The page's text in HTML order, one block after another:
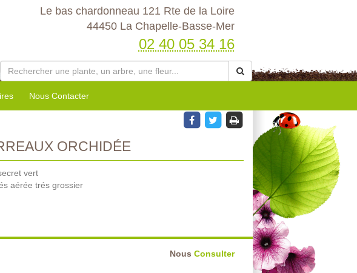
Le bas chardonneau 121 Rte de la Loire
44450 La Chapelle-Basse-Mer
02 40 05 34 16
Nous Contacter
ORCHIDÉE
vert
aérée trés grossier
Nous Consulter